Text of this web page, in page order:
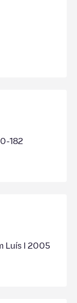
182
Luís I 2005